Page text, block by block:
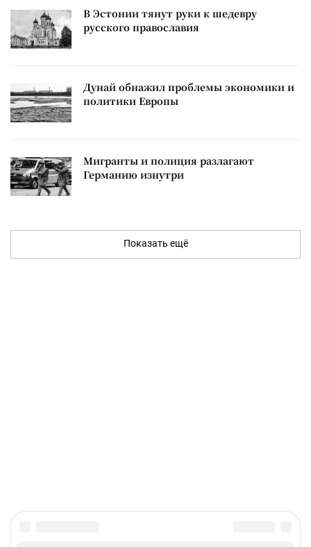
В Эстонии тянут руки к шедевру
русского православия
Дунай обнажил проблемы экономики и
политики Европы
Мигранты и полиция разлагают
Германию изнутри
Показать ещё